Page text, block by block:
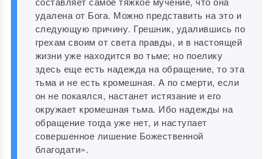
удалена от Бога. Можно представить на это и
следующую причину. Грешник, удалившись по
грехам своим от света правды, и в настоящей
жизни уже находится во тьме; но поелику
здесь еще есть надежда на обращение, то эта
тьма и не есть кромешная. А по смерти, если
он не покаялся, настанет истязание и его
окружает кромешная тьма. Ибо надежды на
обращение тогда уже нет, и наступает
совершенное лишение Божественной
благодати».